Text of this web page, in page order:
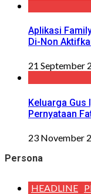
Aplikasi
Di-Non
21 September
Keluarga Gus
Pernyataan
23 November
Persona
HEADLINE